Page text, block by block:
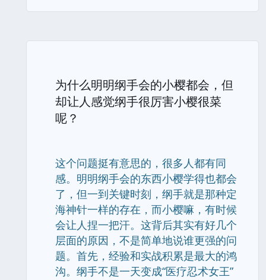
为什么明明纲手会的小樱都会，但
却让人感觉纲手很厉害小樱很菜
呢？
这个问题挺有意思的，很多人都有同
感。明明纲手会的东西小樱学得也都会
了，但一到关键时刻，纲手就是那种定
海神针一样的存在，而小樱嘛，有时候
会让人捏一把汗。这背后其实有好几个
层面的原因，不是简单地说谁更强的问
题。首先，经验和实战积累是最大的鸿
沟。纲手不是一天变成“医疗忍术女王”